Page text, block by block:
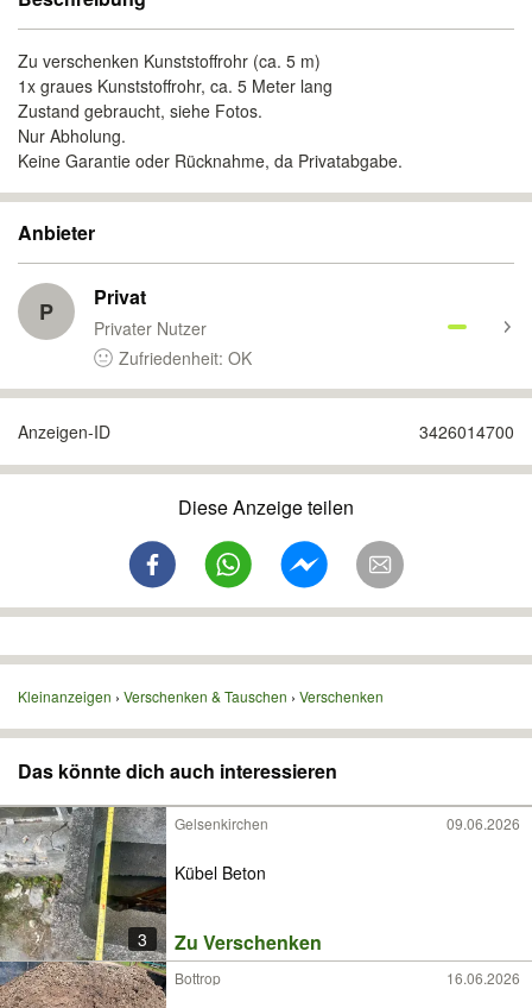
Zu verschenken Kunststoffrohr (ca. 5 m)
1x graues Kunststoffrohr, ca. 5 Meter lang
Zustand gebraucht, siehe Fotos.
Nur Abholung.
Keine Garantie oder Rücknahme, da Privatabgabe.
Anbieter
P Privat
Privater Nutzer
Zufriedenheit: OK
Anzeigen-ID 3426014700
Diese Anzeige teilen
Kleinanzeigen Verschenken & Tauschen Verschenken
Das könnte dich auch interessieren
3
Gelsenkirchen 09.06.2026
Kübel Beton
Zu Verschenken
Bottrop 16.06.2026